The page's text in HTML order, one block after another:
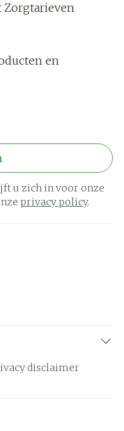
Zorgtarieven
en
u zich in voor onze
privacy policy.
disclaimer